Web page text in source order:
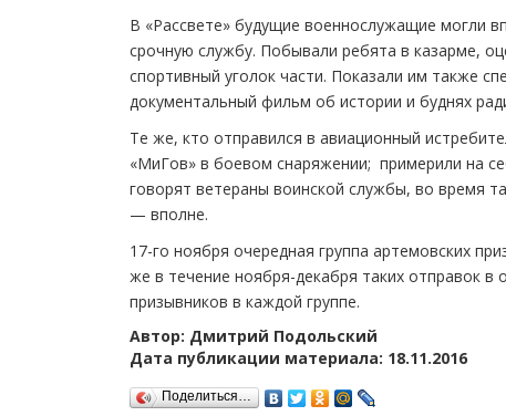
В «Рассвете» будущие военнослужащие могли
срочную службу. Побывали ребята в казарме,
спортивный уголок части. Показали им также
документальный фильм об истории и буднях
Те же, кто отправился в авиационный
«МиГов» в боевом снаряжении; примерили на
говорят ветераны воинской службы, во время
— вполне.
17-го ноября очередная группа артемовских
же в течение ноября-декабря таких отправок
призывников в каждой группе.
Автор: Дмитрий Подольский
Дата публикации материала: 18.11.2016
Поделиться…